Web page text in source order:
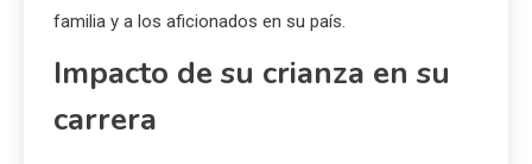
familia y a los aficionados en su país.
Impacto de su crianza en su
carrera